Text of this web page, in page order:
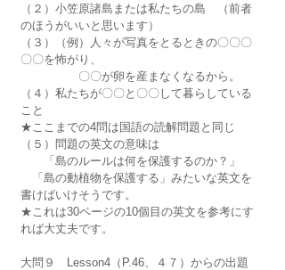
（２）小笠原諸島または私たちの島　（前者
のほうがいいと思います）
（３）（例）人々が写真をとるときの〇〇〇
〇〇を怖がり、
〇〇が卵を産まなくなるから。
（４）私たちが〇〇と〇〇して暮らしている
こと
★ここまでの4問は国語の読解問題と同じ
（５）問題の英文の意味は
「島のルールは何を保護するのか？」
「島の動植物を保護する」みたいな英文を
書けばいけそうです。
★これは30ページの10個目の英文を参考にす
れば大丈夫です。
大問９　Lesson4（P.46、４７）からの出題